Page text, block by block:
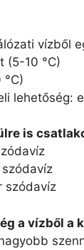
vízből
(5-10 °C)
lehetőség:
is
szódavíz
a vízből a